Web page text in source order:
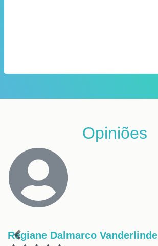
Opiniões
Regiane Dalmarco Vanderlinde
Previous